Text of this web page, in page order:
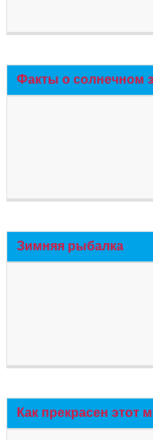
Факты о солнечном
Зимняя рыбалка
Как прекрасен этот